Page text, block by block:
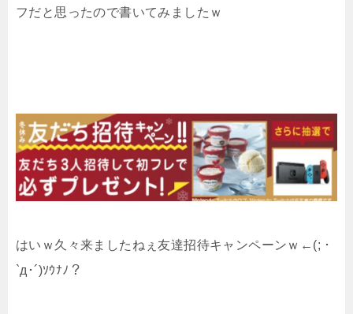
フだと思ったので書いてみましたｗ
はいｗ久々来ましたねぇ友達招待キャンペーンｗ←(; ･
`д･´)ｿｳﾅﾉ？